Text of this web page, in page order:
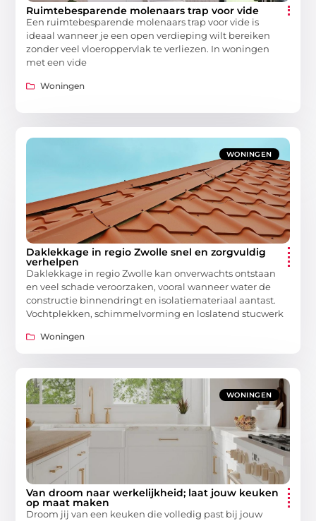
Ruimtebesparende molenaars trap voor vide
Een ruimtebesparende molenaars trap voor vide is
ideaal wanneer je een open verdieping wilt bereiken
zonder veel vloeroppervlak te verliezen. In woningen
met een vide
Woningen
WONINGEN
Daklekkage in regio Zwolle snel en zorgvuldig
verhelpen
Daklekkage in regio Zwolle kan onverwachts ontstaan
en veel schade veroorzaken, vooral wanneer water de
constructie binnendringt en isolatiemateriaal aantast.
Vochtplekken, schimmelvorming en loslatend stucwerk
Woningen
WONINGEN
Van droom naar werkelijkheid; laat jouw keuken
op maat maken
Droom jij van een keuken die volledig past bij jouw